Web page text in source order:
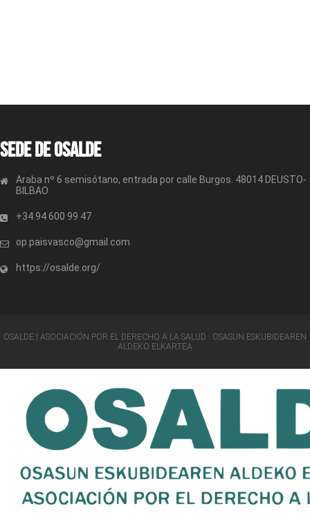
Sede de OSALDE
Araba nº 6 semisótano, entrada por calle Burgos. 48014 DEUSTO-
BILBAO
+34 94 600 99 47
op.paisvasco@gmail.com
https://osalde.org/
OSALDE | ASOCIACIÓN POR EL DERECHO A LA SALUD · OSASUN ESKUBIDEAREN
ALDEKO ELKARTEA